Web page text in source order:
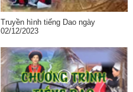
Truyền hình tiếng Dao ngày
02/12/2023